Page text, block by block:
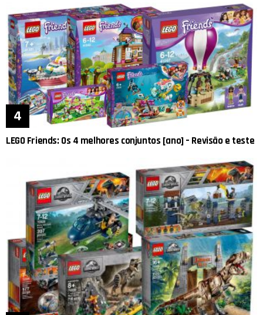
LEGO Friends: Os 4 melhores conjuntos [ano] – Revisão e teste